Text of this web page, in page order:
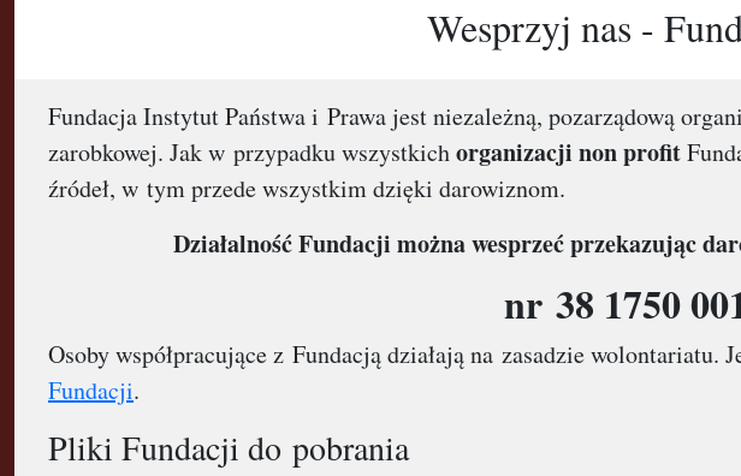
Wesprzyj nas -
Fundacja Instytut Państwa i Prawa jest niezależną, pozarządową
zarobkowej. Jak w przypadku wszystkichorganizacji non profit
źródeł, w tym przede wszystkim dzięki darowiznom.
Działalność Fundacji można wesprzeć przekazując
nr 38 1750
Osoby współpracujące z Fundacją działają na zasadzie
Fundacji.
Pliki Fundacji do pobrania